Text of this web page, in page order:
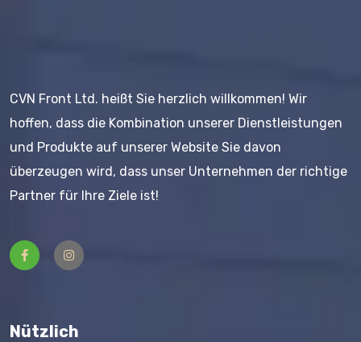
CVN Front Ltd. heißt Sie herzlich willkommen! Wir
hoffen, dass die Kombination unserer Dienstleistungen
und Produkte auf unserer Website Sie davon
überzeugen wird, dass unser Unternehmen der richtige
Partner für Ihre Ziele ist!
Nützlich